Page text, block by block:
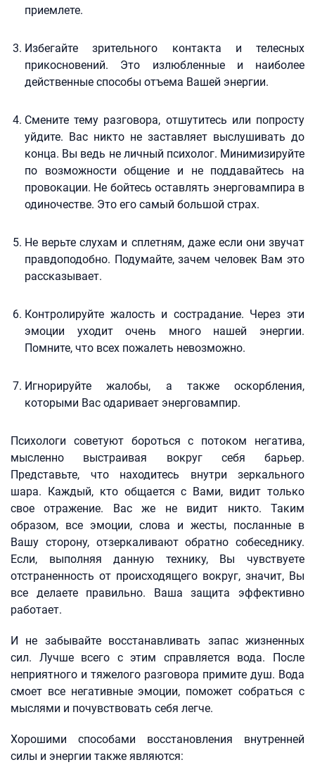
приемлете.
Избегайте зрительного контакта и телесных
прикосновений. Это излюбленные и наиболее
действенные способы отъема Вашей энергии.
Смените тему разговора, отшутитесь или попросту
уйдите. Вас никто не заставляет выслушивать до
конца. Вы ведь не личный психолог. Минимизируйте
по возможности общение и не поддавайтесь на
провокации. Не бойтесь оставлять энерговампира в
одиночестве. Это его самый большой страх.
Не верьте слухам и сплетням, даже если они звучат
правдоподобно. Подумайте, зачем человек Вам это
рассказывает.
Контролируйте жалость и сострадание. Через эти
эмоции уходит очень много нашей энергии.
Помните, что всех пожалеть невозможно.
Игнорируйте жалобы, а также оскорбления,
которыми Вас одаривает энерговампир.
Психологи советуют бороться с потоком негатива,
мысленно выстраивая вокруг себя барьер.
Представьте, что находитесь внутри зеркального
шара. Каждый, кто общается с Вами, видит только
свое отражение. Вас же не видит никто. Таким
образом, все эмоции, слова и жесты, посланные в
Вашу сторону, отзеркаливают обратно собеседнику.
Если, выполняя данную технику, Вы чувствуете
отстраненность от происходящего вокруг, значит, Вы
все делаете правильно. Ваша защита эффективно
работает.
И не забывайте восстанавливать запас жизненных
сил. Лучше всего с этим справляется вода. После
неприятного и тяжелого разговора примите душ. Вода
смоет все негативные эмоции, поможет собраться с
мыслями и почувствовать себя легче.
Хорошими способами восстановления внутренней
силы и энергии также являются: